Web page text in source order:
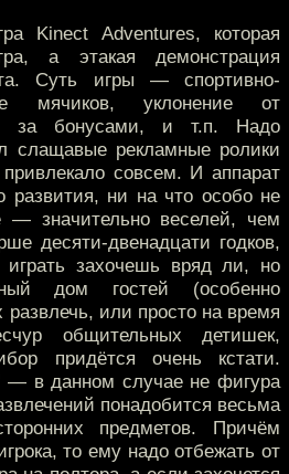
Kinect Adventures, которая
а этакая демонстрация
Суть игры — спортивно-
мячиков, уклонение от
за бонусами, и т.п. Надо
слащавые рекламные ролики
совсем. И аппарат
развития, ни на что особо не
— значительно веселей, чем
десяти-двенадцати годков,
захочешь вряд ли, но
дом гостей (особенно
или просто на время
общительных детишек,
придётся очень кстати.
в данном случае не фигура
понадобится весьма
предметов. Причём
то ему надо отбежать от